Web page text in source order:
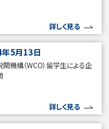
詳しく見る
5月13日
機構（WCO）留学生による企
詳しく見る